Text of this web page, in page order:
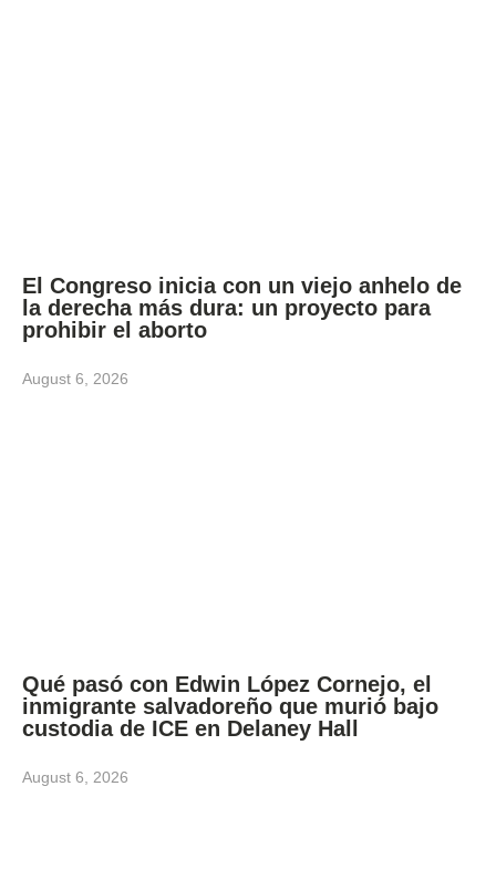
El Congreso inicia con un viejo anhelo de
la derecha más dura: un proyecto para
prohibir el aborto
August 6, 2026
Qué pasó con Edwin López Cornejo, el
inmigrante salvadoreño que murió bajo
custodia de ICE en Delaney Hall
August 6, 2026